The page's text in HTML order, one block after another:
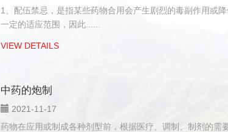
1、配伍禁忌，是指某些药物合用会产生剧烈的毒副作用或
一定的适应范围，因此......
VIEW DETAILS
中药的炮制
2021-11-17
药物在应用或制成各种剂型前，根据医疗、调制、制剂的需